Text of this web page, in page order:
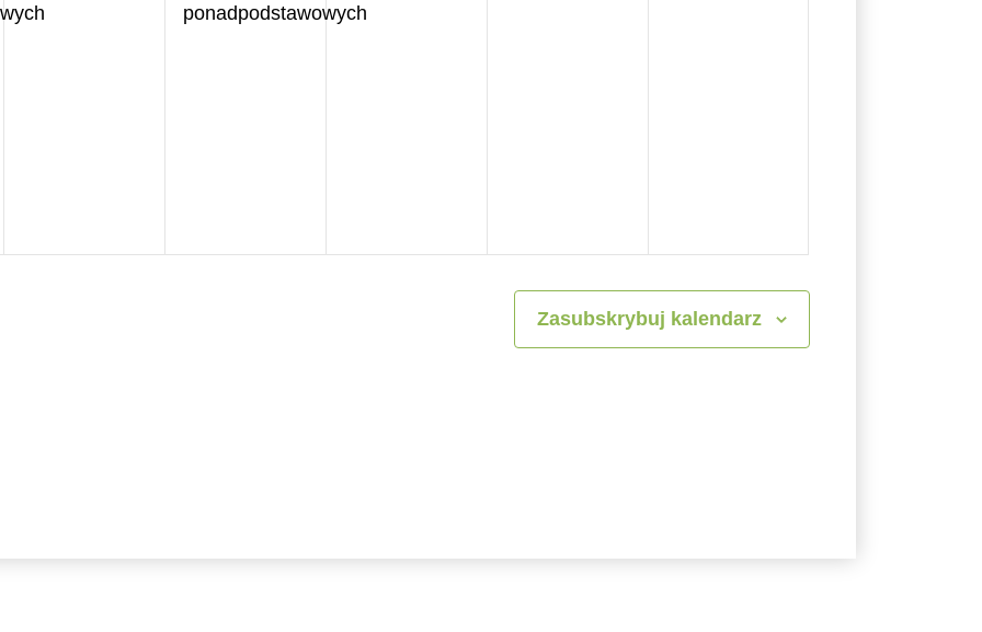
ponadpodstawowych
Zasubskrybuj kalendarz